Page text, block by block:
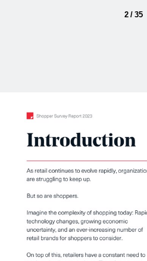
2 / 35